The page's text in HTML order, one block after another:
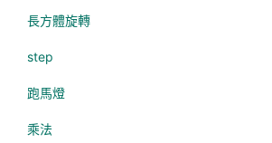
長方體旋轉
step
跑馬燈
乘法